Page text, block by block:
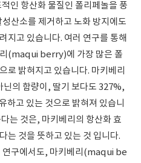
인 항산화 물질인 폴리페놀을 풍
산소를 제거하고 노화 방지에도
지고 있습니다. 여러 연구를 통해
(maqui berry)에 가장 많은 폴
로 밝혀지고 있습니다. 마키베리
의 함량이, 딸기 보다도 327%,
하고 있는 것으로 밝혀져 있습니
는 것은, 마키베리의 항산화 효
는 것을 뜻하고 있는 것 입니다.
연구에서도, 마키베리(maqui be